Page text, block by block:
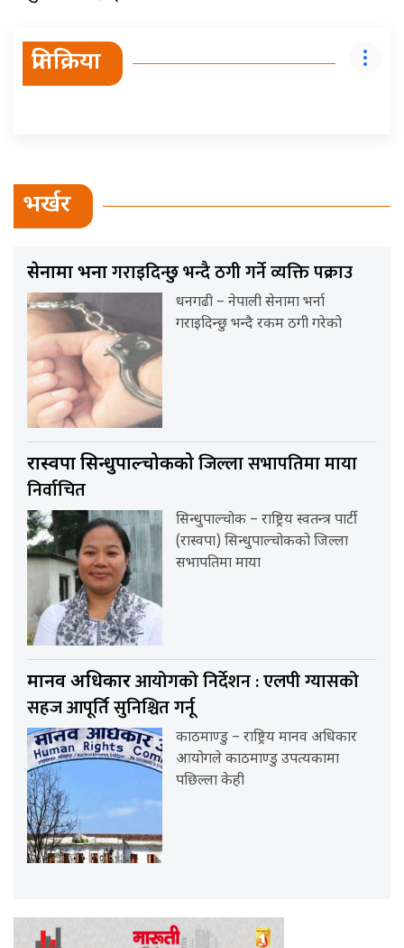
प्रतिक्रिया
भर्खर
सेनामा भर्नागराइदिन्छु भन्दै ठगी गर्ने व्यक्ति पक्राउ
धनगढी – नेपाली सेनामा भर्ना
गराइदिन्छु भन्दै रकम ठगी गरेको
रास्वपा सिन्धुपाल्चोककोजिल्ला सभापतिमा माया
निर्वाचित
सिन्धुपाल्चोक – राष्ट्रिय स्वतन्त्र पार्टी
(रास्वपा) सिन्धुपाल्चोकको जिल्ला
सभापतिमा माया
मानव अधिकारआयोगको निर्देशन : एलपी ग्यासको
सहज आपूर्ति सुनिश्चित गर्नू
काठमाण्डु – राष्ट्रिय मानव अधिकार
आयोगले काठमाण्डु उपत्यकामा
पछिल्ला केही